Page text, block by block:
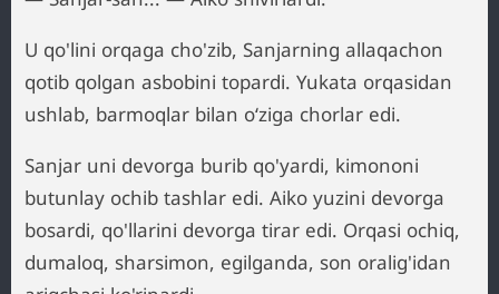
U qo'lini orqaga cho'zib, Sanjarning allaqachon
qotib qolgan asbobini topardi. Yukata orqasidan
ushlab, barmoqlar bilan o‘ziga chorlar edi.
Sanjar uni devorga burib qo'yardi, kimononi
butunlay ochib tashlar edi. Aiko yuzini devorga
bosardi, qo'llarini devorga tirar edi. Orqasi ochiq,
dumaloq, sharsimon, egilganda, son oralig'idan